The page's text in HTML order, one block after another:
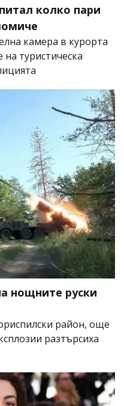
колко пари
камера в курорта
на туристическа
нощните руски
район, още
разтърсиха